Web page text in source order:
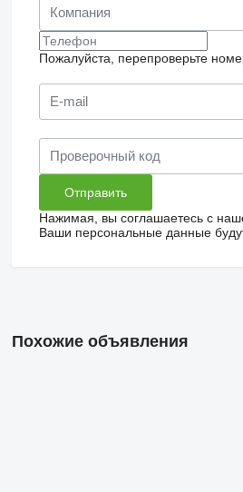
Пожалуйста, перепроверьте
Нажимая, вы соглашаетесь с
Ваши персональные данные
Похожие объявления